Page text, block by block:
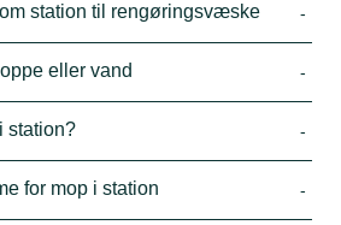
station til rengøringsvæske -
eller vand -
station? -
for mop i station -